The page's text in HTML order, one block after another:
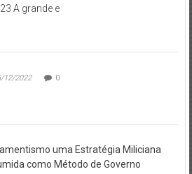
A grande e
12/2022 0
uma Estratégia Miliciana
como Método de Governo